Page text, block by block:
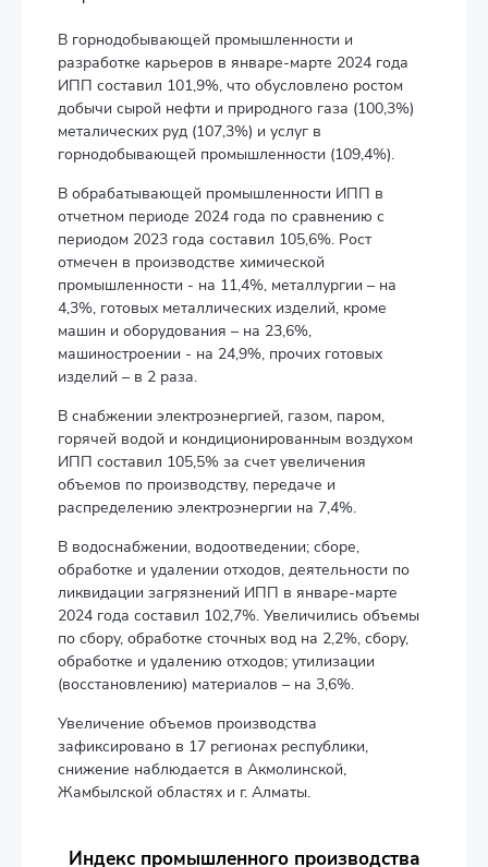
В горнодобывающей промышленности и
разработке карьеров в январе-марте 2024 года
ИПП составил 101,9%, что обусловлено ростом
добычи сырой нефти и природного газа (100,3%)
металических руд (107,3%) и услуг в
горнодобывающей промышленности (109,4%).
В обрабатывающей промышленности ИПП в
отчетном периоде 2024 года по сравнению с
периодом 2023 года составил 105,6%. Рост
отмечен в производстве химической
промышленности - на 11,4%, металлургии – на
4,3%, готовых металлических изделий, кроме
машин и оборудования – на 23,6%,
машиностроении - на 24,9%, прочих готовых
изделий – в 2 раза.
В снабжении электроэнергией, газом, паром,
горячей водой и кондиционированным воздухом
ИПП составил 105,5% за счет увеличения
объемов по производству, передаче и
распределению электроэнергии на 7,4%.
В водоснабжении, водоотведении; сборе,
обработке и удалении отходов, деятельности по
ликвидации загрязнений ИПП в январе-марте
2024 года составил 102,7%. Увеличились объемы
по сбору, обработке сточных вод на 2,2%, сбору,
обработке и удалению отходов; утилизации
(восстановлению) материалов – на 3,6%.
Увеличение объемов производства
зафиксировано в 17 регионах республики,
снижение наблюдается в Акмолинской,
Жамбылской областях и г. Алматы.
Индекс промышленного производства